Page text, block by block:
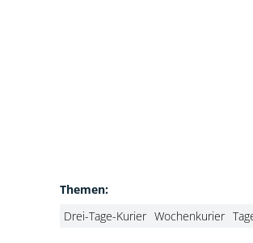
Themen:
Drei-Tage-Kurier Wochenkurier